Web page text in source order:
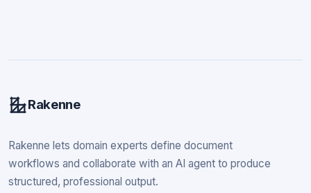
Rakenne
Rakenne lets domain experts define document
workflows and collaborate with an AI agent to produce
structured, professional output.